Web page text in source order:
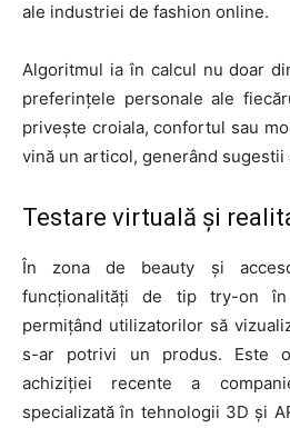
ale industriei de fashion online.
Algoritmul ia în calcul nu doar
preferințele personale ale
privește croiala, confortul sau
vină un articol, generând sugestii
Testare virtuală și
În zona de beauty și
funcționalități de tip try-on în
permițând utilizatorilor să
s-ar potrivi un produs. Este
achiziției recente a
specializată în tehnologii 3D și